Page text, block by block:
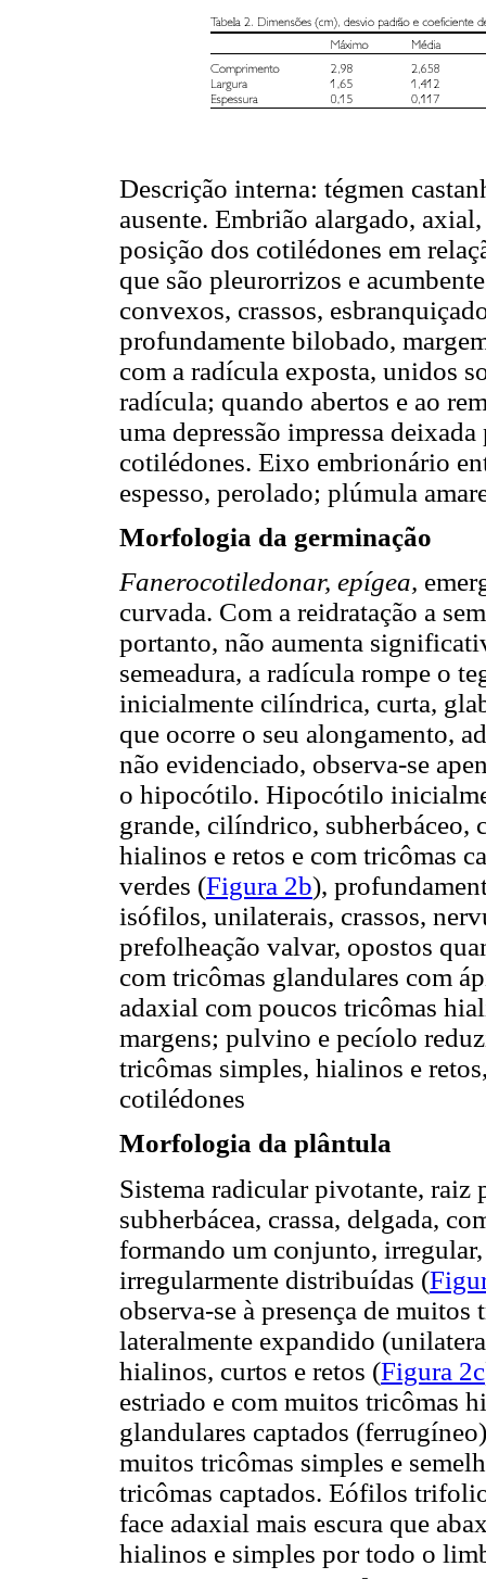
Descrição interna: tégmen
ausente. Embrião alargado,
posição dos cotilédones em
que são pleurorrizos e
convexos, crassos,
profundamente bilobado,
com a radícula exposta, unidos
radícula; quando abertos e ao
uma depressão impressa
cotilédones. Eixo embrionário
espesso, perolado; plúmula
Morfologia da germinação
Fanerocotiledonar, epígea,
curvada. Com a reidratação a
portanto, não aumenta
semeadura, a radícula rompe o
inicialmente cilíndrica, curta,
que ocorre o seu alongamento,
não evidenciado, observa-se
o hipocótilo. Hipocótilo
grande, cilíndrico, subherbáceo,
hialinos e retos e com tricômas
verdes (Figura 2b),
isófilos, unilaterais, crassos,
prefolheação valvar, opostos
com tricômas glandulares com
adaxial com poucos tricômas
margens; pulvino e pecíolo
tricômas simples, hialinos e
cotilédones
Morfologia da plântula
Sistema radicular pivotante,
subherbácea, crassa, delgada,
formando um conjunto,
irregularmente distribuídas (
observa-se à presença de
lateralmente expandido
hialinos, curtos e retos (Figura 2c
estriado e com muitos tricômas
glandulares captados
muitos tricômas simples e
tricômas captados. Eófilos
face adaxial mais escura que
hialinos e simples por todo o